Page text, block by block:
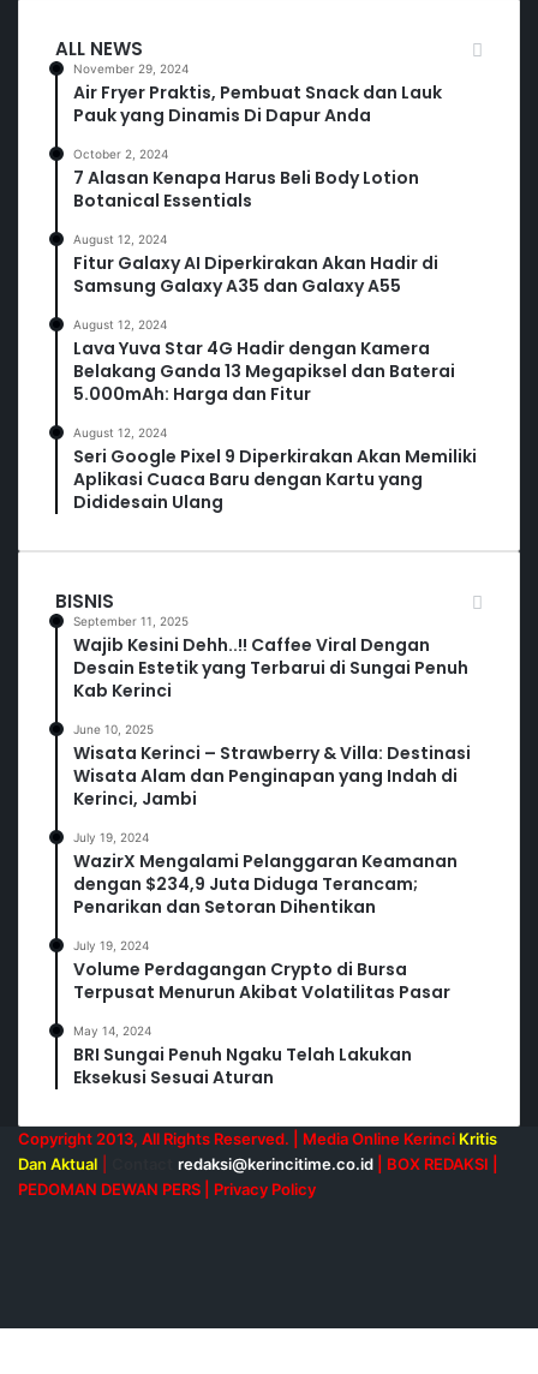
ALL NEWS
November 29, 2024
Air Fryer Praktis, Pembuat Snack dan Lauk
Pauk yang Dinamis Di Dapur Anda
October 2, 2024
7 Alasan Kenapa Harus Beli Body Lotion
Botanical Essentials
August 12, 2024
Fitur Galaxy AI Diperkirakan Akan Hadir di
Samsung Galaxy A35 dan Galaxy A55
August 12, 2024
Lava Yuva Star 4G Hadir dengan Kamera
Belakang Ganda 13 Megapiksel dan Baterai
5.000mAh: Harga dan Fitur
August 12, 2024
Seri Google Pixel 9 Diperkirakan Akan Memiliki
Aplikasi Cuaca Baru dengan Kartu yang
Dididesain Ulang
BISNIS
September 11, 2025
Wajib Kesini Dehh..!! Caffee Viral Dengan
Desain Estetik yang Terbarui di Sungai Penuh
Kab Kerinci
June 10, 2025
Wisata Kerinci – Strawberry & Villa: Destinasi
Wisata Alam dan Penginapan yang Indah di
Kerinci, Jambi
July 19, 2024
WazirX Mengalami Pelanggaran Keamanan
dengan $234,9 Juta Diduga Terancam;
Penarikan dan Setoran Dihentikan
July 19, 2024
Volume Perdagangan Crypto di Bursa
Terpusat Menurun Akibat Volatilitas Pasar
May 14, 2024
BRI Sungai Penuh Ngaku Telah Lakukan
Eksekusi Sesuai Aturan
Copyright 2013, All Rights Reserved. | Media Online Kerinci Kritis
Dan Aktual
redaksi@kerincitime.co.id BOX REDAKSI
PEDOMAN DEWAN PERS
Privacy Policy